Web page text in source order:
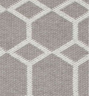
hasta
874,00€